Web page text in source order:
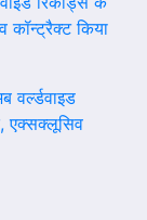
कॉन्ट्रैक्ट किया
वर्ल्डवाइड
एक्सक्लूसिव